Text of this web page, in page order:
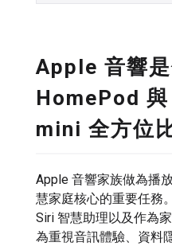
Apple 音響是
HomePod
mini 全方位
Apple 音響家族做為播
慧家庭核心的重要任務
Siri 智慧助理以及作為
為重視音訊體驗、資料